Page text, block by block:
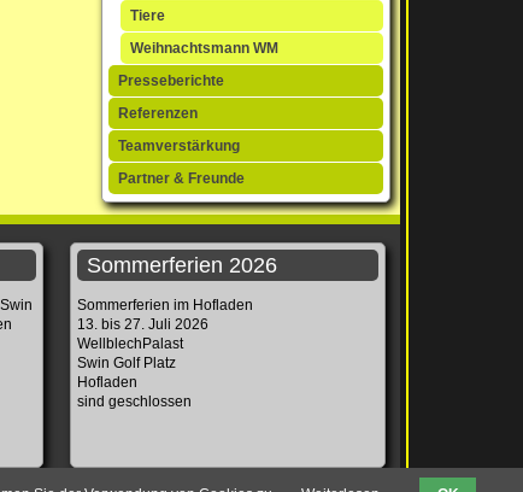
Tiere
Weihnachtsmann WM
Presseberichte
Referenzen
Teamverstärkung
Partner & Freunde
Sommerferien 2026
Sommerferien im Hofladen
13. bis 27. Juli 2026
WellblechPalast
Swin Golf Platz
Hofladen
sind geschlossen